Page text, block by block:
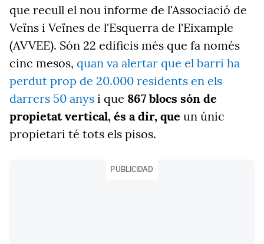
que recull el nou informe de l'Associació de
Veïns i Veïnes de l'Esquerra de l'Eixample
(AVVEE). Són 22 edificis més que fa només
cinc mesos, quan va alertar que el barri ha
perdut prop de 20.000 residents en els
darrers 50 anys i que 867 blocs són de
propietat vertical, és a dir, que un únic
propietari té tots els pisos.
PUBLICIDAD